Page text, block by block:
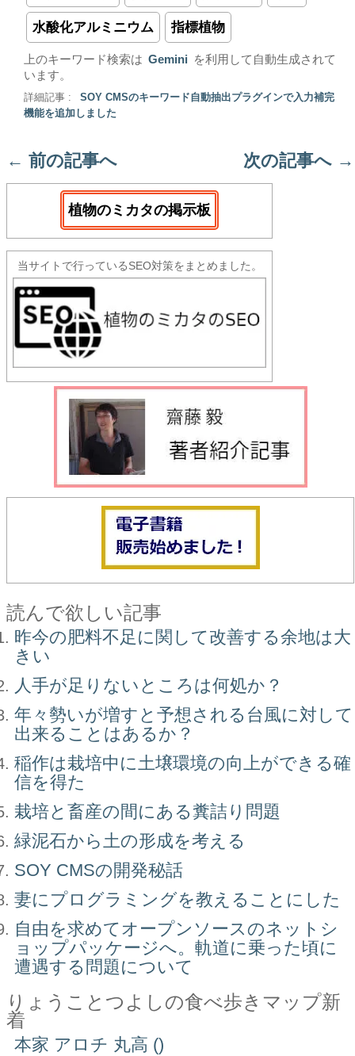
水酸化アルミニウム 指標植物
上のキーワード検索は Gemini
を利用して自動生成されて
います。
詳細記事 :
SOY CMSのキーワード自動抽出プラグインで入力補完
機能を追加しました
← 前の記事へ 次の記事へ →
植物のミカタの掲示板
当サイトで行っているSEO対策をまとめました。
読んで欲しい記事
昨今の肥料不足に関して改善する余地は大
きい
人手が足りないところは何処か？
年々勢いが増すと予想される台風に対して
出来ることはあるか？
稲作は栽培中に土壌環境の向上ができる確
信を得た
栽培と畜産の間にある糞詰り問題
緑泥石から土の形成を考える
SOY CMSの開発秘話
妻にプログラミングを教えることにした
自由を求めてオープンソースのネットシ
ョップパッケージへ。軌道に乗った頃に
遭遇する問題について
りょうことつよしの食べ歩きマップ新
着
本家 アロチ 丸高 ()